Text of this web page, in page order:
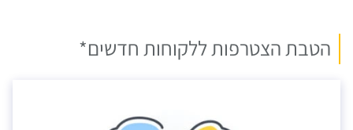
הטבת הצטרפות ללקוחות חדשים*